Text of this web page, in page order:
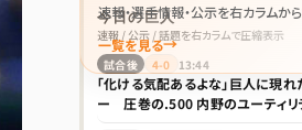
速報・選手情報・公示を右カラムから
一覧を見る
今日の巨人
速報 / 公示 / 話題を右カラムで圧縮表示
試合後
4-0 13:44
「化ける気配あるよな」巨人に現
ー 圧巻の.500 内野のユーティリ